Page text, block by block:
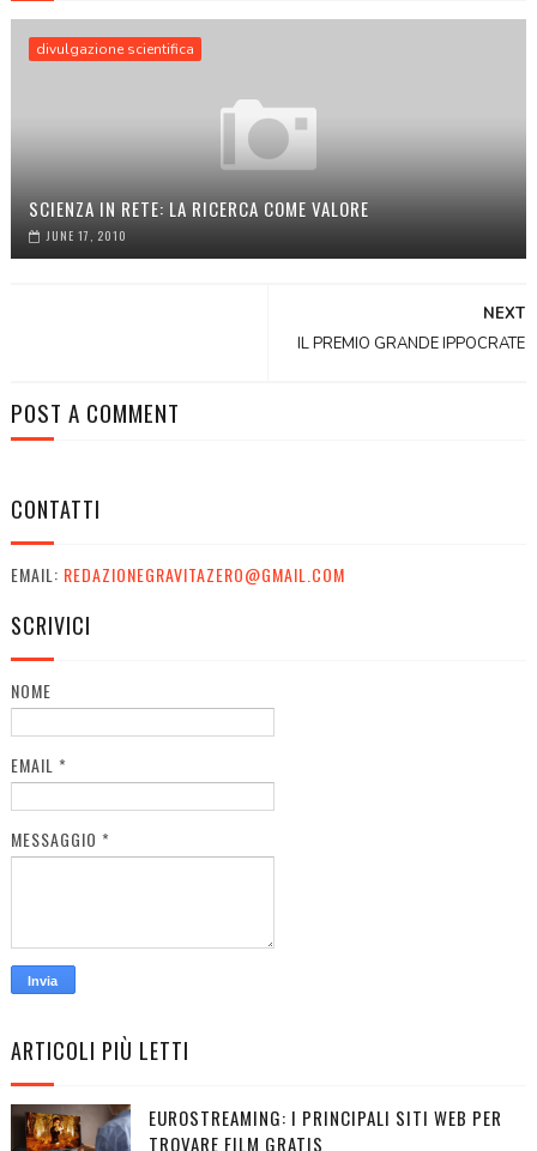
divulgazione scientifica
SCIENZA IN RETE: LA RICERCA COME VALORE
JUNE 17, 2010
NEXT
IL PREMIO GRANDE IPPOCRATE
POST A COMMENT
CONTATTI
EMAIL: REDAZIONEGRAVITAZERO@GMAIL.COM
SCRIVICI
NOME
EMAIL *
MESSAGGIO *
ARTICOLI PIÙ LETTI
EUROSTREAMING: I PRINCIPALI SITI WEB PER
TROVARE FILM GRATIS